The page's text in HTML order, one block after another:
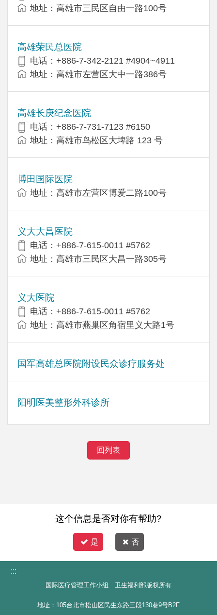
地址：高雄市三民区自由一路100号
高雄荣民总医院
电话：+886-7-342-2121 #4904~4911
地址：高雄市左营区大中一路386号
高雄长庚纪念医院
电话：+886-7-731-7123 #6150
地址：高雄市鸟松区大埤路 123 号
博田国际医院
地址：高雄市左营区博爱二路100号
义大大昌医院
电话：+886-7-615-0011 #5762
地址：高雄市三民区大昌一路305号
义大医院
电话：+886-7-615-0011 #5762
地址：高雄市燕巢区角宿里义大路1号
国军高雄总医院附设民众诊疗服务处
阳明医美整形外科诊所
回列表
这个信息是否对你有帮助?
是 否
:::
国际医疗管理工作小组 卫生福利部版权所有
地址：105台北市松山区民生东路三段130巷9号B2F